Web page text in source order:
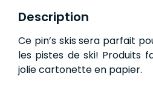
Description
Ce pin’s skis sera parfait
les pistes de ski! Produits
jolie cartonette en papier.